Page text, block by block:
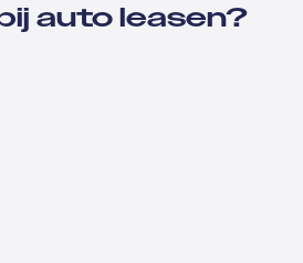
auto leasen?